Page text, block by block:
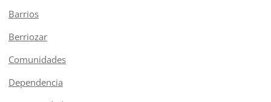
Barrios
Berriozar
Comunidades
Dependencia